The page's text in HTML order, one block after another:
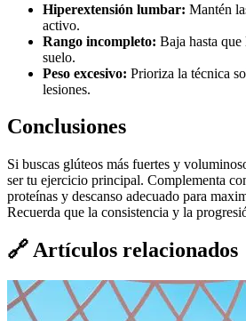
Hiperextensión lumbar: Mantén
activo.
Rango incompleto: Baja hasta que
suelo.
Peso excesivo: Prioriza la técnica
lesiones.
Conclusiones
Si buscas glúteos más fuertes y
ser tu ejercicio principal. Complementa
proteínas y descanso adecuado para
Recuerda que la consistencia y la
🔗Artículos relacionados